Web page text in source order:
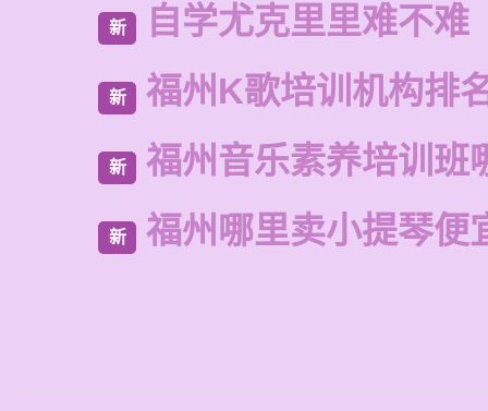
新 自学尤克里里难不难
新 福州K歌培训机构排
新 福州音乐素养培训班
新 福州哪里卖小提琴便